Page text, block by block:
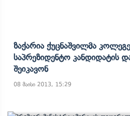
Ზაქარია Ქუცნაშვილმა
Საპრეზიდენტო Კანდიდატის
Შეიკავონ
08 მაისი 2013, 15:29